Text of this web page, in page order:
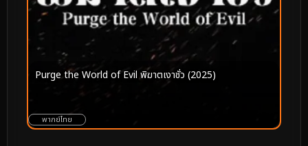
Purge the World of Evil พิฆาตเงาชั่ว (2025)
พากย์ไทย